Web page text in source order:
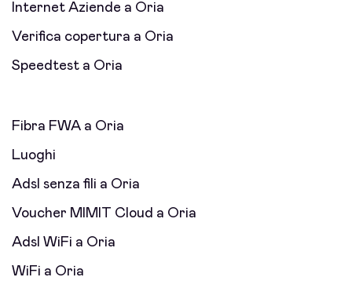
Internet Aziende a Oria
Verifica copertura a Oria
Speedtest a Oria
Fibra FWA a Oria
Luoghi
Adsl senza fili a Oria
Voucher MIMIT Cloud a Oria
Adsl WiFi a Oria
WiFi a Oria